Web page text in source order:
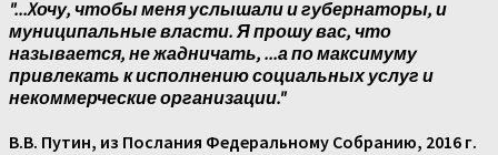
"...Xочу, чтобы меня услышали и губернаторы, и
муниципальные власти. Я прошу вас, что
называется, не жадничать, ...а по максимуму
привлекать к исполнению социальных услуг и
некоммерческие организации."
В.В. Путин, из Послания Федеральному Собранию, 2016 г.